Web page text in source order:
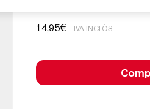
14,95€ IVA INCLÒS